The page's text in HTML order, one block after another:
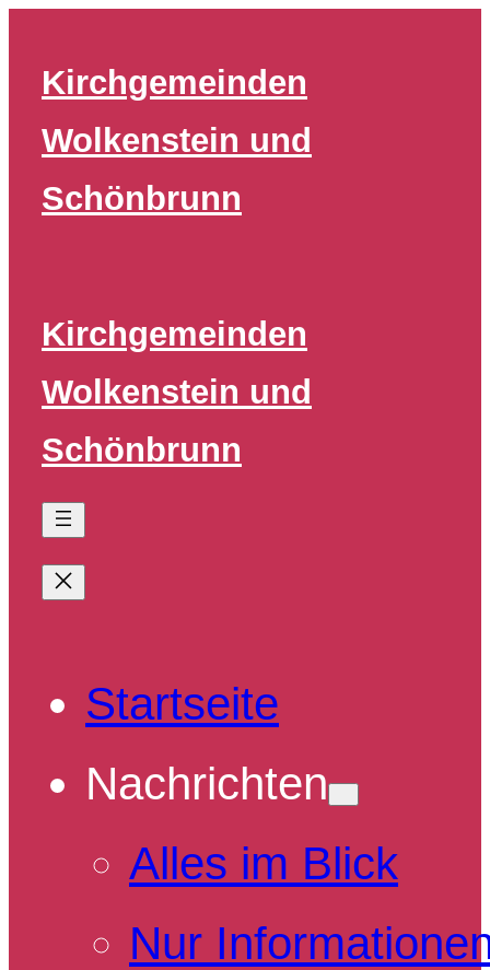
springen
Kirchgemeinden
Wolkenstein und
Schönbrunn
Kirchgemeinden
Wolkenstein und
Schönbrunn
Startseite
Nachrichten
Alles im Blick
Nur